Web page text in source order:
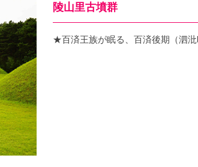
陵山里古墳群
★百済王族が眠る、百済後期（泗